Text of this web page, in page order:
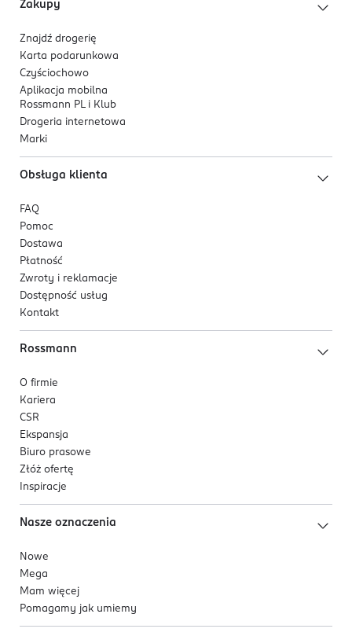
Zakupy
Znajdź drogerię
Karta podarunkowa
Czyściochowo
Aplikacja mobilna
Rossmann PL i Klub
Drogeria internetowa
Marki
Obsługa klienta
FAQ
Pomoc
Dostawa
Płatność
Zwroty i reklamacje
Dostępność usług
Kontakt
Rossmann
O firmie
Kariera
CSR
Ekspansja
Biuro prasowe
Złóż ofertę
Inspiracje
Nasze oznaczenia
Nowe
Mega
Mam więcej
Pomagamy jak umiemy